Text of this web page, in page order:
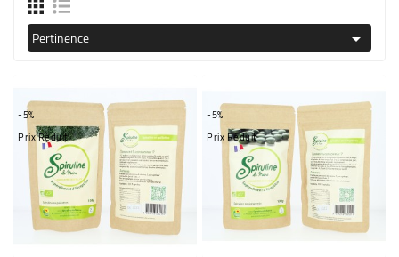
BOISSON
HYGIÈNE
SANTÉ
BIEN-
ÊTRE
BÉBÉ
Pertinence 
-5%
Prix Réduit
-5%
Prix Réduit